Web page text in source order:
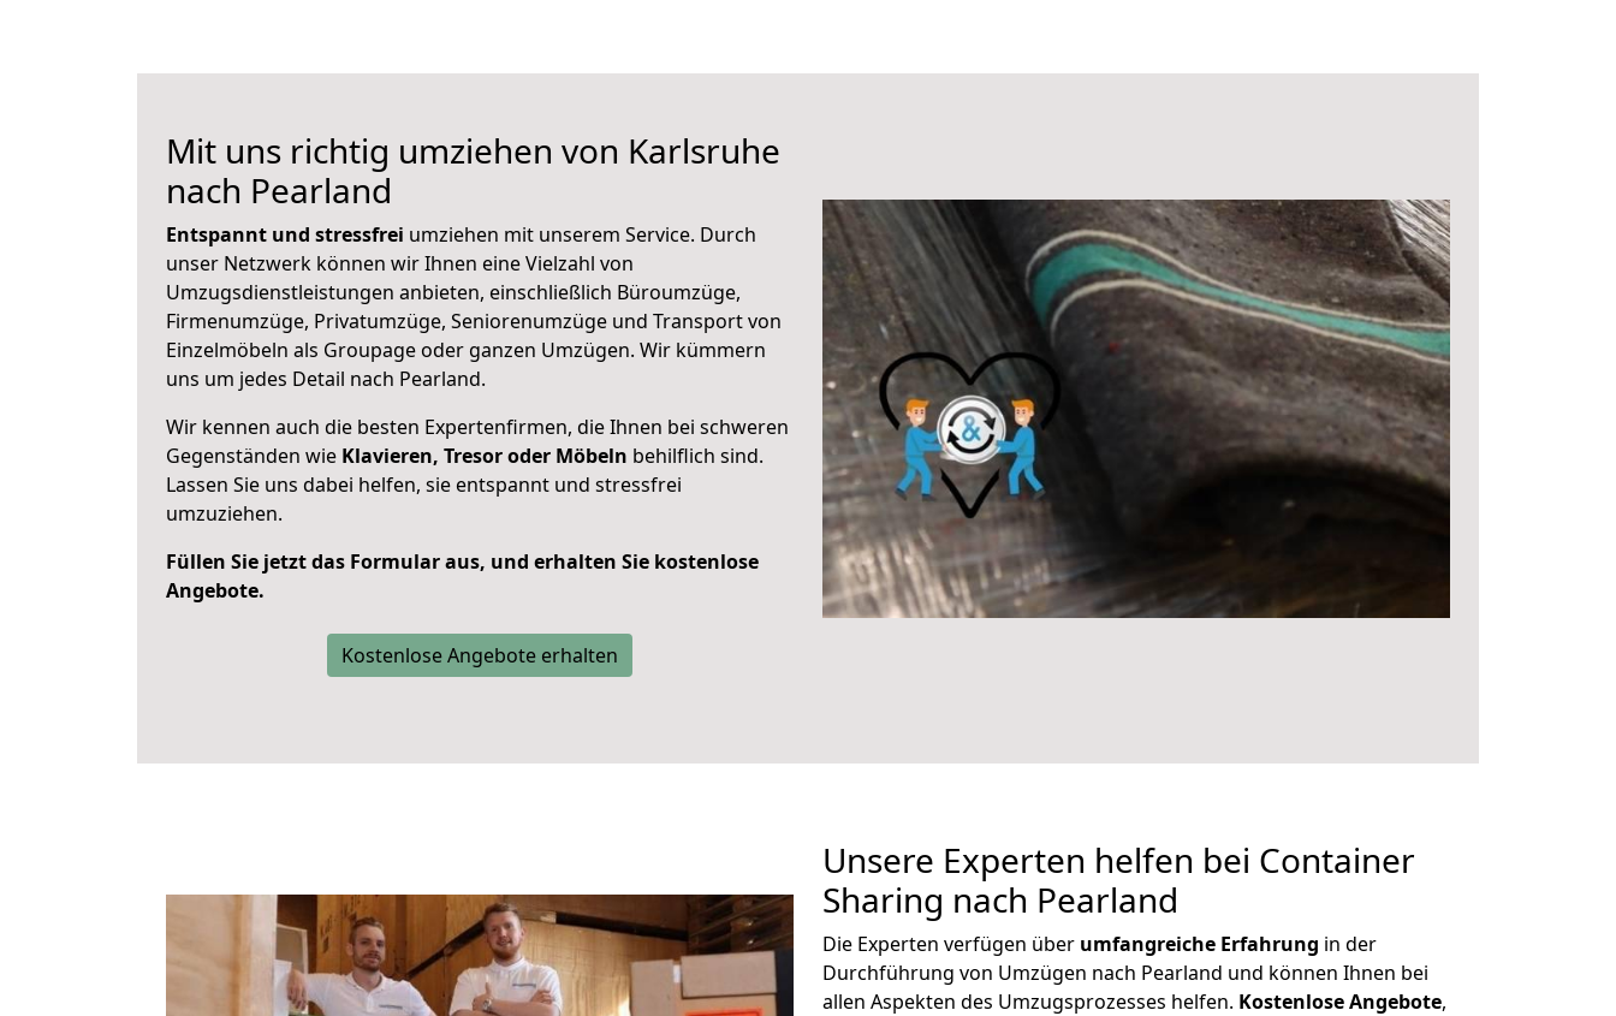
Mit uns richtig umziehen von Karlsruhe
nach Pearland
Entspannt und stressfrei umziehen mit unserem Service. Durch
unser Netzwerk können wir Ihnen eine Vielzahl von
Umzugsdienstleistungen anbieten, einschließlich Büroumzüge,
Firmenumzüge, Privatumzüge, Seniorenumzüge und Transport von
Einzelmöbeln als Groupage oder ganzen Umzügen. Wir kümmern
uns um jedes Detail nach Pearland.
Wir kennen auch die besten Expertenfirmen, die Ihnen bei schweren
Gegenständen wie Klavieren, Tresor oder Möbeln behilflich sind.
Lassen Sie uns dabei helfen, sie entspannt und stressfrei
umzuziehen.
Füllen Sie jetzt das Formular aus, und erhalten Sie kostenlose
Angebote.
Kostenlose Angebote erhalten
Unsere Experten helfen bei Container
Sharing nach Pearland
Die Experten verfügen über umfangreiche Erfahrung in der
Durchführung von Umzügen nach Pearland und können Ihnen bei
allen Aspekten des Umzugsprozesses helfen. Kostenlose Angebote,